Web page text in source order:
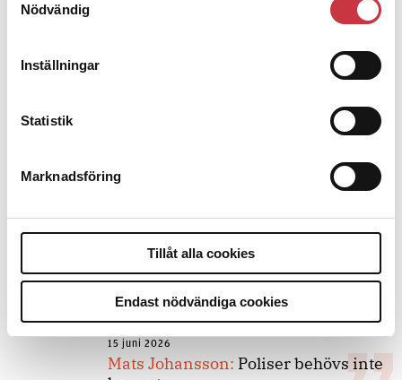
Nödvändig
Inställningar
Statistik
Marknadsföring
Tillåt alla cookies
Endast nödvändiga cookies
bakbinder polisen
7 juli 2026
Debatt:Med för höga krav på evidens
kan polisen inte göra något alls
15 juni 2026
Mats Johansson: Poliser behövs inte